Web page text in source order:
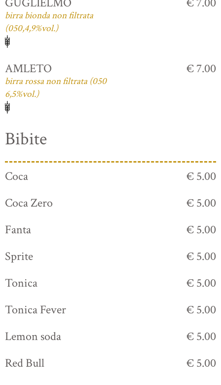
birra bionda non filtrata
(050,4,9%vol.)
AMLETO
birra rossa non filtrata (050
6,5%vol.)
€ 7.00
Bibite
Coca
€ 5.00
Coca Zero
€ 5.00
Fanta
€ 5.00
Sprite
€ 5.00
Tonica
€ 5.00
Tonica Fever
€ 5.00
Lemon soda
€ 5.00
Red Bull
€ 5.00